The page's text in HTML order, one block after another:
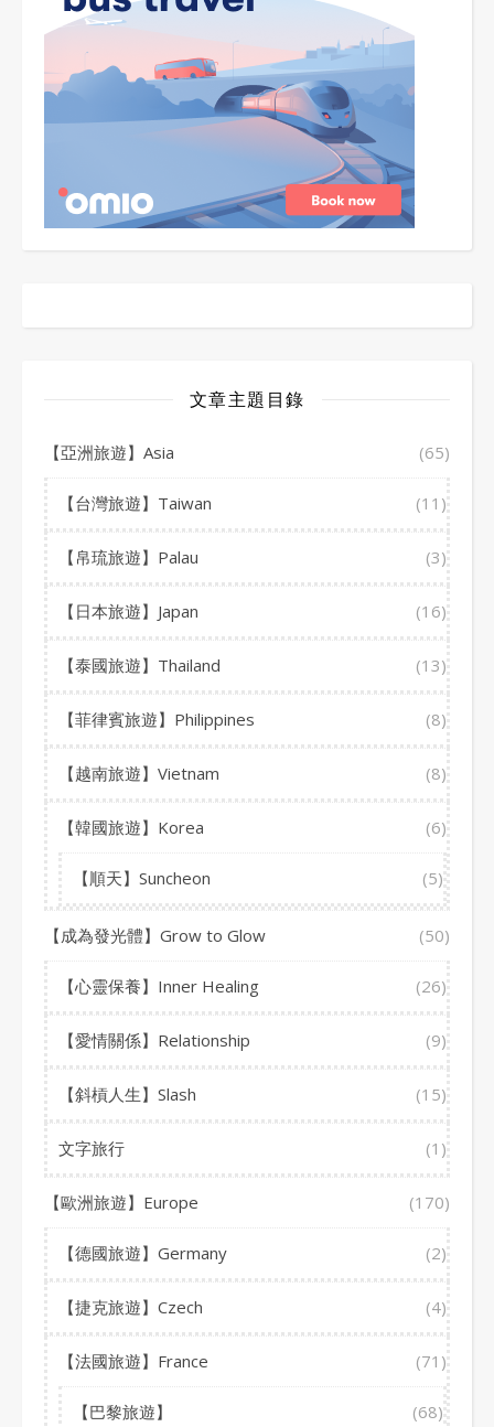
文章主題目錄
【亞洲旅遊】Asia (65)
【台灣旅遊】Taiwan (11)
【帛琉旅遊】Palau (3)
【日本旅遊】Japan (16)
【泰國旅遊】Thailand (13)
【菲律賓旅遊】Philippines (8)
【越南旅遊】Vietnam (8)
【韓國旅遊】Korea (6)
【順天】Suncheon (5)
【成為發光體】Grow to Glow (50)
【心靈保養】Inner Healing (26)
【愛情關係】Relationship (9)
【斜槓人生】Slash (15)
文字旅行 (1)
【歐洲旅遊】Europe (170)
【德國旅遊】Germany (2)
【捷克旅遊】Czech (4)
【法國旅遊】France (71)
【巴黎旅遊】 (68)